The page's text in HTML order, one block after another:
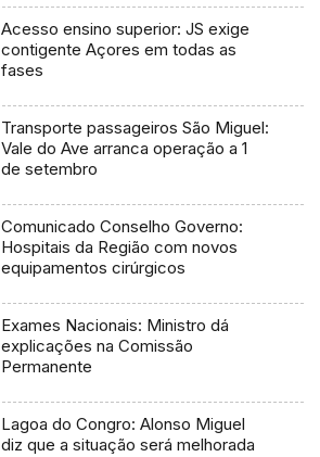
Acesso ensino superior: JS exige
contigente Açores em todas as
fases
Transporte passageiros São Miguel:
Vale do Ave arranca operação a 1
de setembro
Comunicado Conselho Governo:
Hospitais da Região com novos
equipamentos cirúrgicos
Exames Nacionais: Ministro dá
explicações na Comissão
Permanente
Lagoa do Congro: Alonso Miguel
diz que a situação será melhorada